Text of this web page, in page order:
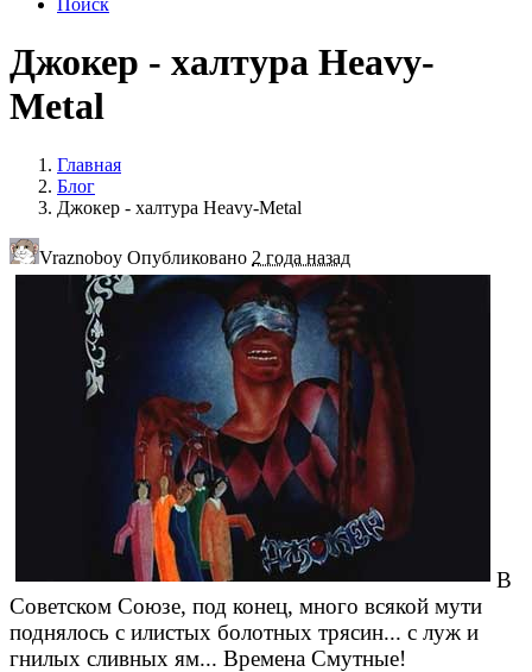
Поиск
Джокер - халтура Heavy-
Metal
Главная
Блог
Джокер - халтура Heavy-Metal
Vraznoboy Опубликовано 2 года назад
В
Советском Союзе, под конец, много всякой мути
поднялось с илистых болотных трясин... с луж и
гнилых сливных ям... Времена Смутные!